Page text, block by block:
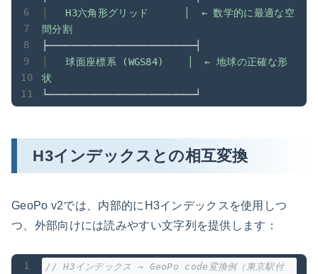
H3六角形グリッド      │  ← 数学的に最適な空
間分割
├─────────────────────────┤
球面座標系 (WGS84)    │  ← 地球の正確な形
状
└─────────────────────────┘
H3インデックスとの相互変換
GeoPo v2では、内部的にH3インデックスを使用しつ
つ、外部向けには読みやすい文字列を提供します：
// H3インデックス → GeoPo code変換例（東京駅付